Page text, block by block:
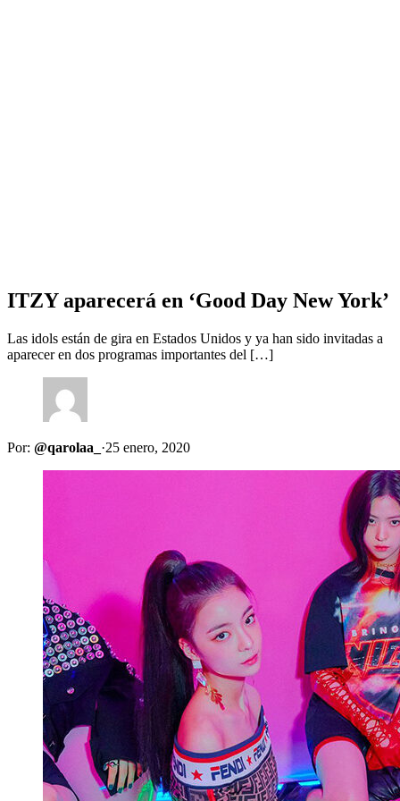
ITZY aparecerá en ‘Good Day New York’
Las idols están de gira en Estados Unidos y ya han sido invitadas a
aparecer en dos programas importantes del […]
Por: @qarolaa_ ·25 enero, 2020